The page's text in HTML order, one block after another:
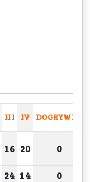
III IV DOGRYWKA
16 20 0
24 14 0